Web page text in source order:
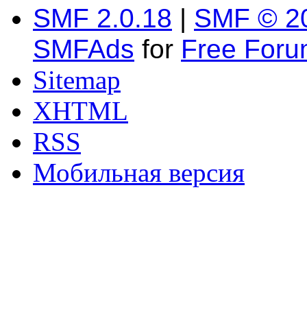
SMF 2.0.18 | SMF ©
SMFAds for Free
Sitemap
XHTML
RSS
Мобильная версия